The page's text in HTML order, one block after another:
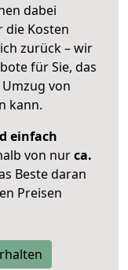
dabei
die Kosten
zurück – wir
für Sie, das
von
kann.
einfach
von nurca.
Beste daran
Preisen